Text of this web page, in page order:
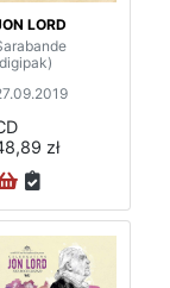
LORD
zł